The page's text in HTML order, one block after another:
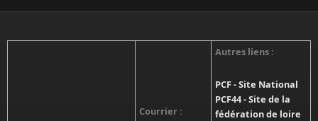
Courrier :
Autres liens :
PCF - Site National
PCF44 - Site de la
fédération de loire